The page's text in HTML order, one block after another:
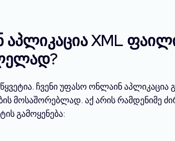
XML
ჩვენი უფასო ონლაინ აპლიკაცია
მოსაშორებლად. აქ არის რამდენიმე
გამოყენება: